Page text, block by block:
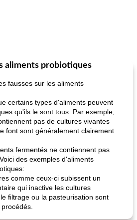
aliments probiotiques
fausses sur les aliments
certains types d'aliments peuvent
qu'ils le sont tous. Par exemple,
pas de cultures vivantes
font sont généralement clairement
fermentés ne contiennent pas
des exemples d'aliments
comme ceux-ci subissent un
qui inactive les cultures
filtrage ou la pasteurisation sont